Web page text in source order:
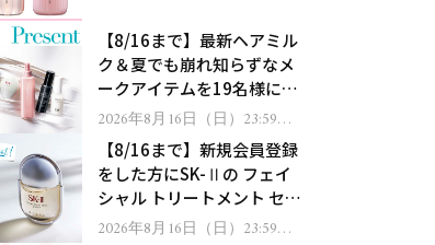
処！
【8/16まで】最新ヘアミル
ク＆夏でも崩れ知らずなメ
ークアイテムを19名様にプ
レゼント！
2026年8月16日（日）23:59ま
で【8/16まで】新規会員登録
をした方にSK-Ⅱの フェイ
シャル トリートメント セラ
ムをプレゼント！
2026年8月16日（日）23:59ま